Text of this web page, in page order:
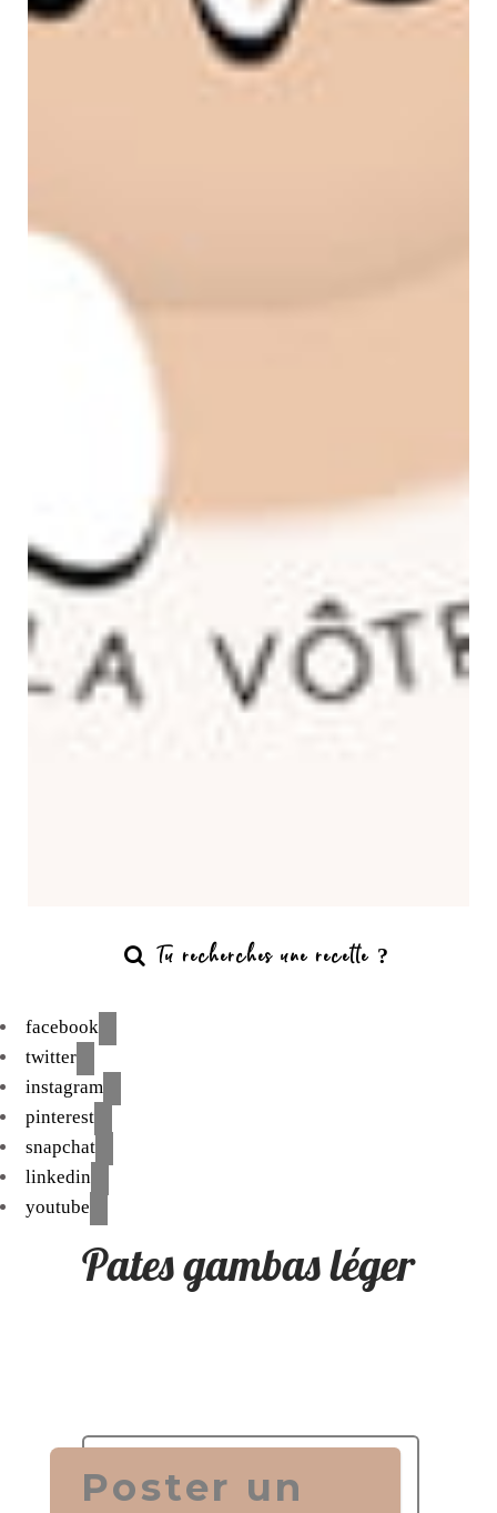
facebook
twitter
instagram
pinterest
snapchat
linkedin
youtube
Pates gambas léger
Poster un